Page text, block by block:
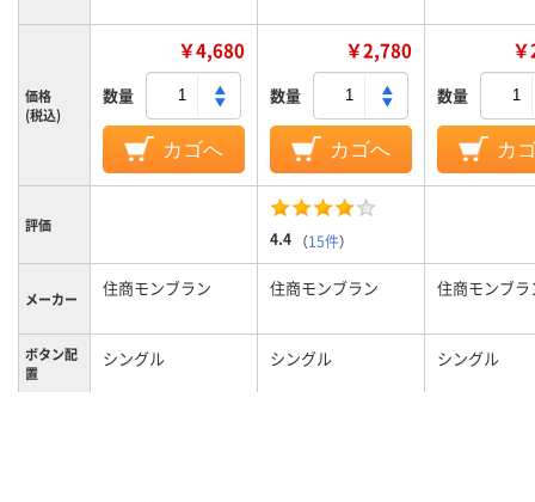
価格
(税込)
￥4,680
数量
カゴへ
￥2,780
数量
カゴへ
数量
カ
評価
4.4 （15件）
メーカー 住商モンブラン 住商モンブラン 住商モンブラ
ボタン配
置
シングル シングル シングル